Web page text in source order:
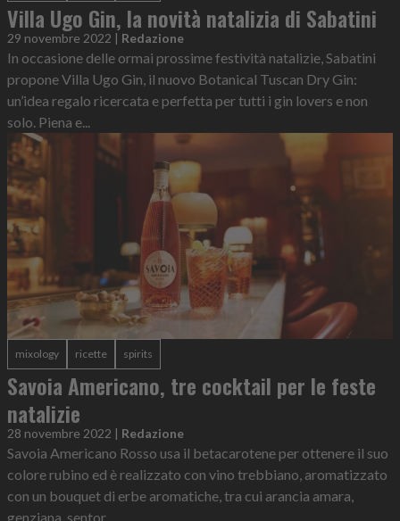
Villa Ugo Gin, la novità natalizia di Sabatini
29 novembre 2022 | Redazione
In occasione delle ormai prossime festività natalizie, Sabatini
propone Villa Ugo Gin, il nuovo Botanical Tuscan Dry Gin:
un’idea regalo ricercata e perfetta per tutti i gin lovers e non
solo. Piena e...
mixology ricette spirits
Savoia Americano, tre cocktail per le feste
natalizie
28 novembre 2022 | Redazione
Savoia Americano Rosso usa il betacarotene per ottenere il suo
colore rubino ed è realizzato con vino trebbiano, aromatizzato
con un bouquet di erbe aromatiche, tra cui arancia amara,
genziana, sentor...